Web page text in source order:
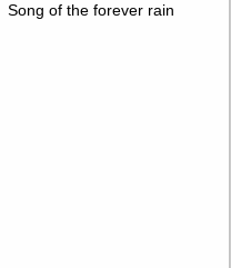
wroga
Song of the forever rains